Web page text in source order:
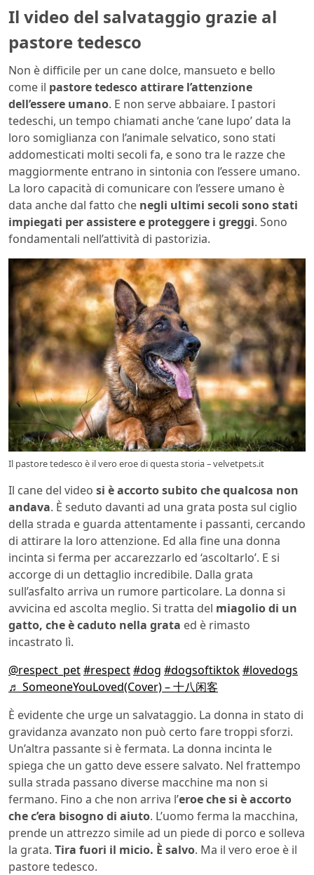
Il video del salvataggio grazie al
pastore tedesco
Non è difficile per un cane dolce, mansueto e bello
come il pastore tedesco attirare l’attenzione
dell’essere umano. E non serve abbaiare. I pastori
tedeschi, un tempo chiamati anche ‘cane lupo’ data la
loro somiglianza con l’animale selvatico, sono stati
addomesticati molti secoli fa, e sono tra le razze che
maggiormente entrano in sintonia con l’essere umano.
La loro capacità di comunicare con l’essere umano è
data anche dal fatto che negli ultimi secoli sono stati
impiegati per assistere e proteggere i greggi. Sono
fondamentali nell’attività di pastorizia.
Il pastore tedesco è il vero eroe di questa storia – velvetpets.it
Il cane del video si è accorto subito che qualcosa non
andava. È seduto davanti ad una grata posta sul ciglio
della strada e guarda attentamente i passanti, cercando
di attirare la loro attenzione. Ed alla fine una donna
incinta si ferma per accarezzarlo ed ‘ascoltarlo’. E si
accorge di un dettaglio incredibile. Dalla grata
sull’asfalto arriva un rumore particolare. La donna si
avvicina ed ascolta meglio. Si tratta del miagolio di un
gatto, che è caduto nella grata ed è rimasto
incastrato lì.
@respect_pet#respect#dog #dogsoftiktok#lovedogs
♬ SomeoneYouLoved(Cover) – 十八闲客
È evidente che urge un salvataggio. La donna in stato di
gravidanza avanzato non può certo fare troppi sforzi.
Un’altra passante si è fermata. La donna incinta le
spiega che un gatto deve essere salvato. Nel frattempo
sulla strada passano diverse macchine ma non si
fermano. Fino a che non arriva l’eroe che si è accorto
che c’era bisogno di aiuto. L’uomo ferma la macchina,
prende un attrezzo simile ad un piede di porco e solleva
la grata. Tira fuori il micio. È salvo. Ma il vero eroe è il
pastore tedesco.